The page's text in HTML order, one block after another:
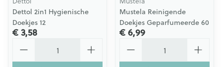
Dettol 2in1 Hygienische
Doekjes 12
€ 3,58
Mustela Reinigende
Doekjes Geparfumeerde 60
€ 6,99